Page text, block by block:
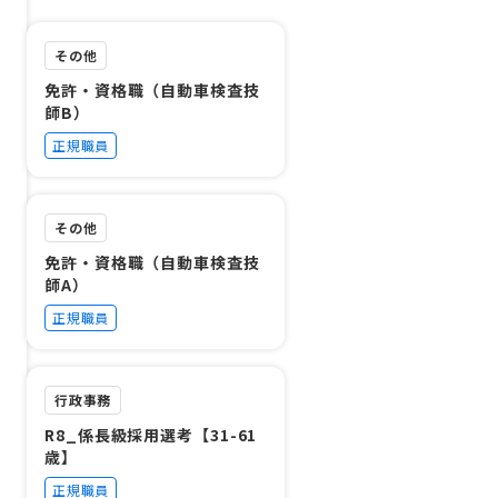
その他
免許・資格職（自動車検査技
師B）
正規職員
その他
免許・資格職（自動車検査技
師A）
正規職員
行政事務
R8_係長級採用選考【31-61
歳】
正規職員